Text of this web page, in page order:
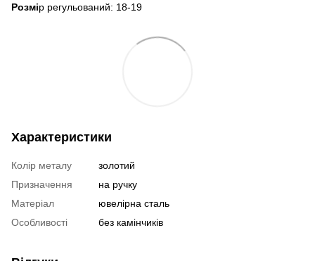
Розмір регульований: 18-19
Характеристики
Колір металу
золотий
Призначення
на ручку
Матеріал
ювелірна сталь
Особливості
без камінчиків